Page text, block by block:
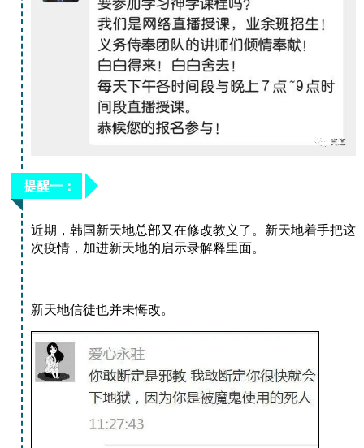
提醒一：
近期，韩国新天地总部又在修改教义了。 新天地着手把这
次疫情，加进新天地的启示录解释里面。
新天地信徒也并未悔改。